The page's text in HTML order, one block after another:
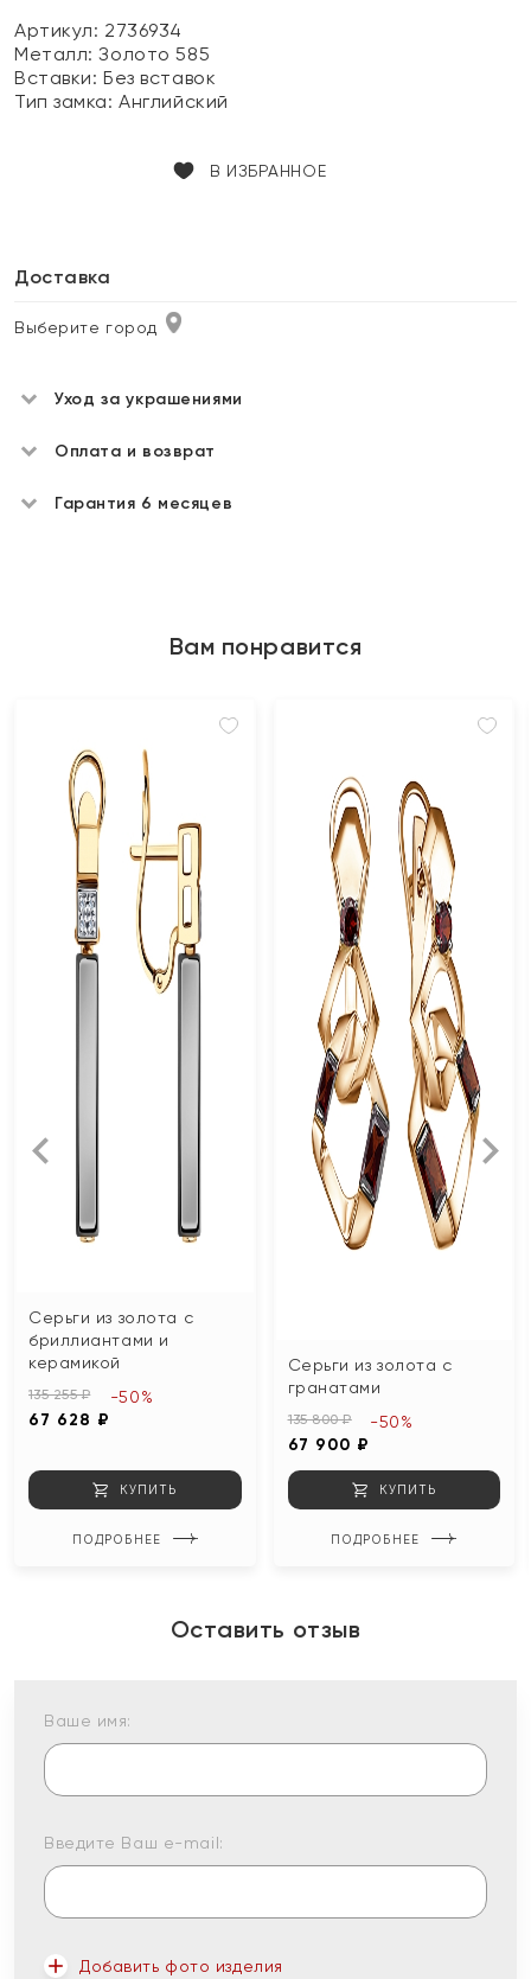
Артикул: 2736934
Металл:Золото 585
Вставки:Без вставок
Тип замка:Английский
В ИЗБРАННОЕ
Доставка
Выберите город
Уход за украшениями
Оплата и возврат
Гарантия 6 месяцев
Вам понравится
Серьги из золота с
бриллиантами и
керамикой
135 255 ₽
67 628 ₽
-50%
КУПИТЬ
ПОДРОБНЕЕ
Серьги из золота с
гранатами
135 800 ₽
67 900 ₽
-50%
КУПИТЬ
ПОДРОБНЕЕ
Оставить отзыв
Ваше имя:
Введите Ваш e-mail:
Добавить фото изделия